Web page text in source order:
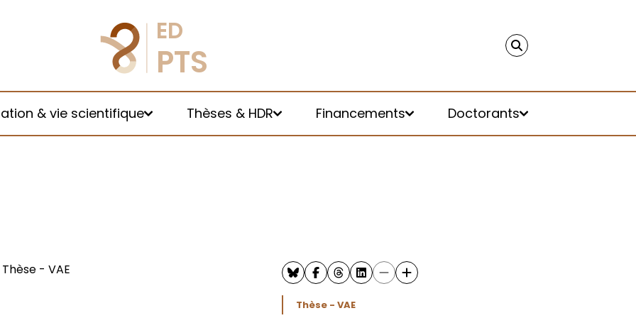
& vie scientifique Thèses & HDR Financements Doctorants
s
Thèse - VAE
Thèse - VAE